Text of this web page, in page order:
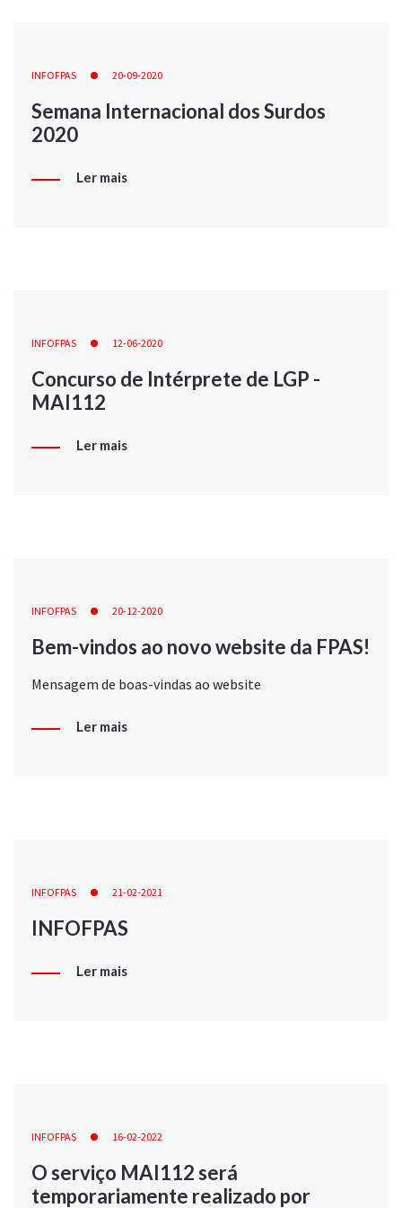
INFOFPAS 20-09-2020
Semana Internacional dos Surdos
2020
Ler mais
INFOFPAS 12-06-2020
Concurso de Intérprete de LGP -
MAI112
Ler mais
INFOFPAS 20-12-2020
Bem-vindos ao novo website da FPAS!
Mensagem de boas-vindas ao website
Ler mais
INFOFPAS 21-02-2021
INFOFPAS
Ler mais
INFOFPAS 16-02-2022
O serviço MAI112 será
temporariamente realizado por